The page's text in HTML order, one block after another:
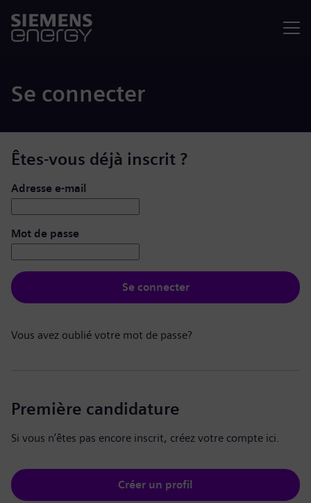
Se connecter
Êtes-vous déjà inscrit ?
Se connecter : nom d’utilisateur et mot de passe
Adresse e-mail
Mot de passe
Se connecter
Vous avez oublié votre mot de passe?
Première candidature
Si vous n’êtes pas encore inscrit, créez votre compte ici.
Créer un profil